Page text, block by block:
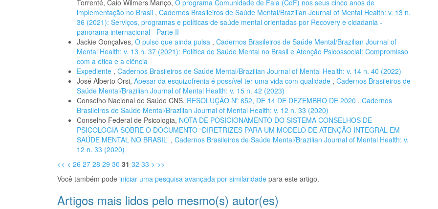
Torrenté, Caio Wilmers Manço, O programa Comunidade de Fala (CdF) nos seus cinco anos de
implementação no Brasil , Cadernos Brasileiros de Saúde Mental/Brazilian Journal of Mental Health: v. 13 n.
36 (2021): Serviços, programas e políticas de saúde mental orientadas por Recovery e cidadania -
panorama internacional - Parte II
Jackie Gonçalves, O pulso que ainda pulsa , Cadernos Brasileiros de Saúde Mental/Brazilian Journal of
Mental Health: v. 13 n. 37 (2021): Política de Saúde Mental no Brasil e Atenção Psicossocial: Compromisso
com a ética e a ciência
Expediente , Cadernos Brasileiros de Saúde Mental/Brazilian Journal of Mental Health: v. 14 n. 40 (2022)
José Alberto Orsi, Apesar da esquizofrenia é possível ter uma vida com qualidade , Cadernos Brasileiros de
Saúde Mental/Brazilian Journal of Mental Health: v. 15 n. 42 (2023)
Conselho Nacional de Saúde CNS, RESOLUÇÃO Nº 652, DE 14 DE DEZEMBRO DE 2020 , Cadernos
Brasileiros de Saúde Mental/Brazilian Journal of Mental Health: v. 12 n. 33 (2020)
Conselho Federal de Psicologia, NOTA DE POSICIONAMENTO DO SISTEMA CONSELHOS DE
PSICOLOGIA SOBRE O DOCUMENTO “DIRETRIZES PARA UM MODELO DE ATENÇÃO INTEGRAL EM
SAÚDE MENTAL NO BRASIL” , Cadernos Brasileiros de Saúde Mental/Brazilian Journal of Mental Health: v.
12 n. 33 (2020)
<< < 26 27 28 29 30 31 32 33 > >>
Você também pode iniciar uma pesquisa avançada por similaridade para este artigo.
Artigos mais lidos pelo mesmo(s) autor(es)